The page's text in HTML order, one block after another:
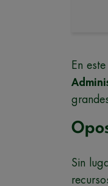
En
Sin